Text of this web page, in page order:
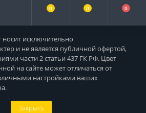
исключительно
и не является публичной офертой,
части 2 статьи 437 ГК РФ. Цвет
на сайте может отличаться от
настройками ваших
Закрыть
0 0 0